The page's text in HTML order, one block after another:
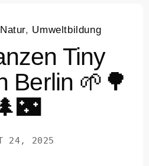
Natur, Umweltbildung
Tiny
Berlin 🌱🌳
24, 2025